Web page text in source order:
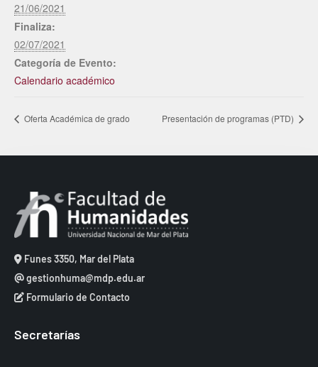
21/06/2021
Finaliza:
02/07/2021
Categoría de Evento:
Calendario académico
Oferta Académica de grado Presentación de programas (PTD)
Funes 3350, Mar del Plata
gestionhuma@mdp.edu.ar
Formulario de Contacto
Secretarías